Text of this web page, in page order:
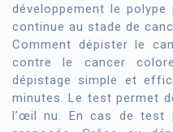
développement le
continue au stade de
Comment dépister le
contre le cancer
dépistage simple et
minutes. Le test permet
l’œil nu. En cas de test